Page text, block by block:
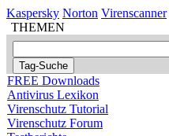
Kaspersky Norton Virenscanner
THEMEN
FREE Downloads
Antivirus Lexikon
Virenschutz Tutorial
Virenschutz Forum